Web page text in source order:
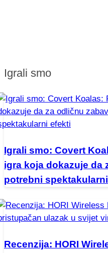
Igrali smo
Igrali smo: Covert
igra koja dokazuje da
potrebni
Recenzija: HORI